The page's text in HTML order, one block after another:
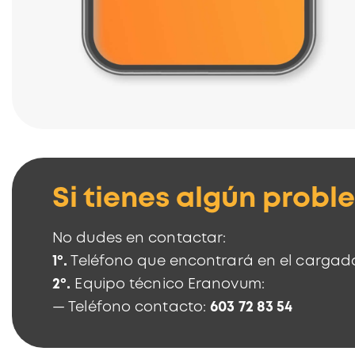
Si tienes algún
No dudes en contactar:
1º. Teléfono que encontrará en el
2º. Equipo técnico Eranovum:
— Teléfono contacto:603 72 83 54